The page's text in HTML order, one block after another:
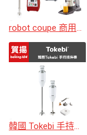
robot coupe 商用手持均質機、食物調理機
韓國 Tokebi 手持攪拌機